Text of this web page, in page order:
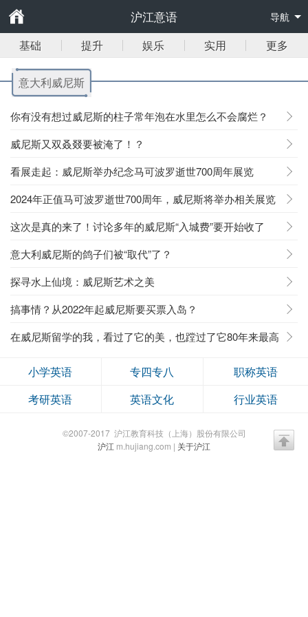
沪江意语 导航
基础 提升 娱乐 实用 更多
意大利威尼斯
你有没有想过威尼斯的柱子常年泡在水里怎么不会腐烂？
威尼斯又双叒叕要被淹了！？
看展走起：威尼斯举办纪念马可波罗逝世700周年展览
2024年正值马可波罗逝世700周年，威尼斯将举办相关展览
活动！
这次是真的来了！讨论多年的威尼斯“入城费”要开始收了
意大利威尼斯的鸽子们被“取代”了？
探寻水上仙境：威尼斯艺术之美
搞事情？从2022年起威尼斯要买票入岛？
在威尼斯留学的我，看过了它的美，也蹚过了它80年来最高
水位的洪水
小学英语 专四专八
职称英语
考研英语
英语文化 行业英语
©2007-2017 沪江教育科技（上海）股份有限公司
沪江 m.hujiang.com | 关于沪江